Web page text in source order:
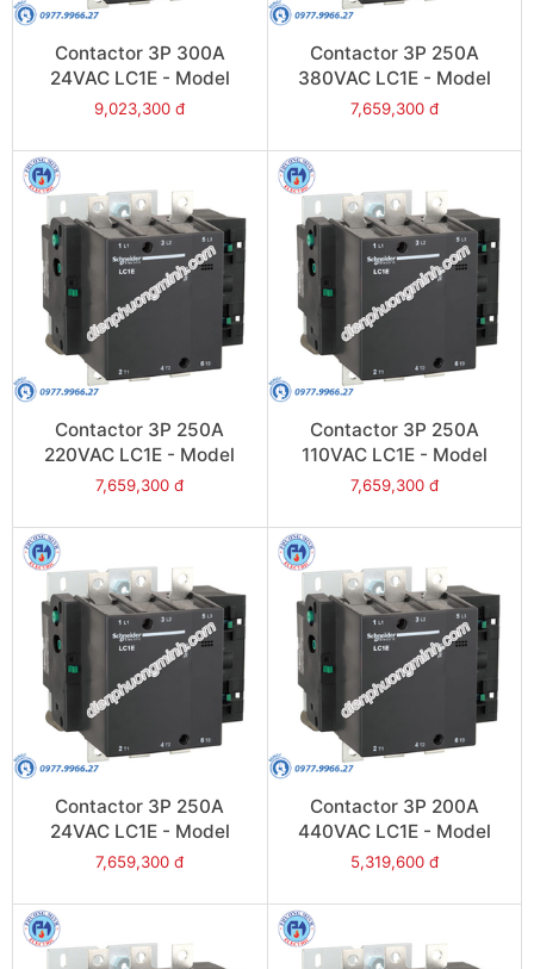
Contactor 3P 300A
24VAC LC1E - Model
LC1E300B6
9,023,300 đ
Contactor 3P 250A
380VAC LC1E - Model
LC1E250Q6
7,659,300 đ
Contactor 3P 250A
220VAC LC1E - Model
LC1E250M6
7,659,300 đ
Contactor 3P 250A
110VAC LC1E - Model
LC1E250F6
7,659,300 đ
Contactor 3P 250A
24VAC LC1E - Model
LC1E250B6
7,659,300 đ
Contactor 3P 200A
440VAC LC1E - Model
LC1E200R6
5,319,600 đ